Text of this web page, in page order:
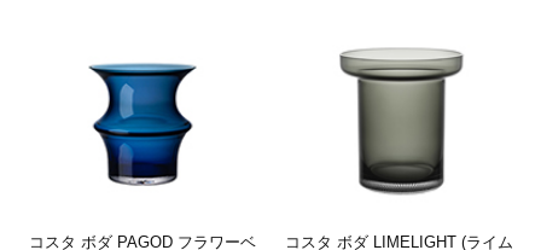
コスタ ボダ PAGOD フラワーベ
コスタ ボダ LIMELIGHT (ライム